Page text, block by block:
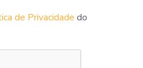
de Privacidade do